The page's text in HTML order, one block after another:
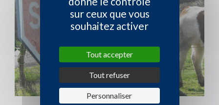
sur ceux que vous
souhaitez activer
Tout accepter
Tout refuser
Personnaliser